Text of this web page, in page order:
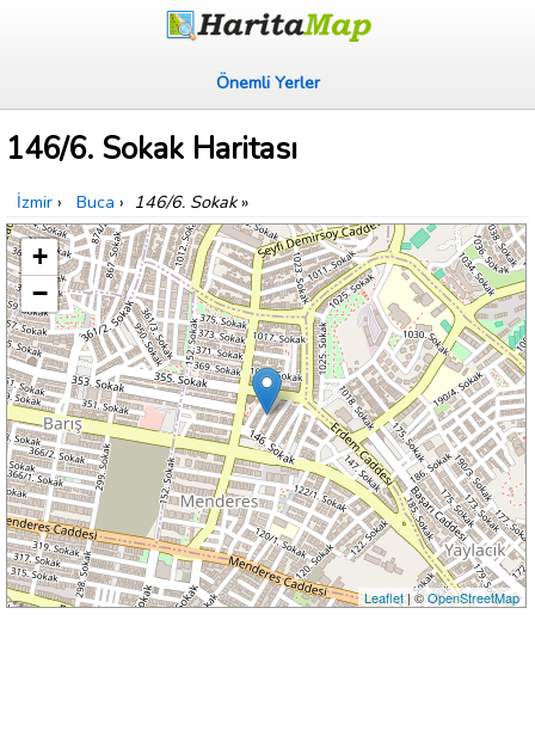
Önemli Yerler
146/6. Sokak Haritası
İzmir › Buca › 146/6. Sokak»
+
−
Leaflet| ©OpenStreetMap